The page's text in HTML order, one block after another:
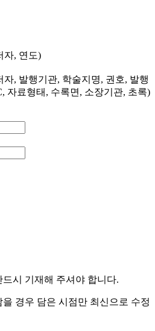
자, 연도)
자, 발행기관, 학술지명, 권호, 발행
자료형태, 수록면, 소장기관, 초록)
시 기재해 주셔야 합니다.
경우 담은 시점만 최신으로 수정